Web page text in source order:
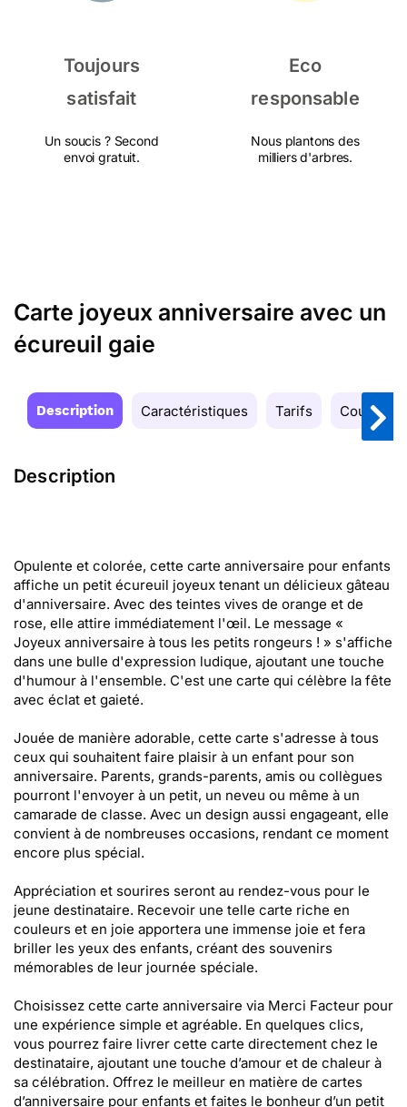
Toujours
satisfait
Un soucis ? Second
envoi gratuit.
Eco
responsable
Nous plantons des
milliers d'arbres.
Carte joyeux anniversaire avec un
écureuil gaie
Description Caractéristiques Tarifs Couleurs
Description
Opulente et colorée, cette carte anniversaire pour enfants
affiche un petit écureuil joyeux tenant un délicieux gâteau
d'anniversaire. Avec des teintes vives de orange et de
rose, elle attire immédiatement l'œil. Le message «
Joyeux anniversaire à tous les petits rongeurs ! » s'affiche
dans une bulle d'expression ludique, ajoutant une touche
d'humour à l'ensemble. C'est une carte qui célèbre la fête
avec éclat et gaieté.
Jouée de manière adorable, cette carte s'adresse à tous
ceux qui souhaitent faire plaisir à un enfant pour son
anniversaire. Parents, grands-parents, amis ou collègues
pourront l'envoyer à un petit, un neveu ou même à un
camarade de classe. Avec un design aussi engageant, elle
convient à de nombreuses occasions, rendant ce moment
encore plus spécial.
Appréciation et sourires seront au rendez-vous pour le
jeune destinataire. Recevoir une telle carte riche en
couleurs et en joie apportera une immense joie et fera
briller les yeux des enfants, créant des souvenirs
mémorables de leur journée spéciale.
Choisissez cette carte anniversaire via Merci Facteur pour
une expérience simple et agréable. En quelques clics,
vous pourrez faire livrer cette carte directement chez le
destinataire, ajoutant une touche d’amour et de chaleur à
sa célébration. Offrez le meilleur en matière de cartes
d’anniversaire pour enfants et faites le bonheur d’un petit